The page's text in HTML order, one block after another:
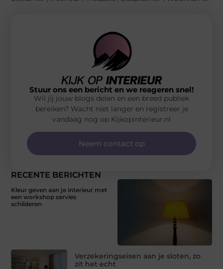
RECENTE BERICHTEN
Kleur geven aan je interieur met
een workshop servies
schilderen
Verzekeringseisen aan je sloten, zo
zit het echt
Stuur ons een bericht en we reageren snel!
Wil jij jouw blogs delen en een breed publiek
bereiken? Wacht niet langer en registreer je
vandaag nog op Kijkopinterieur.nl
Neem contact op